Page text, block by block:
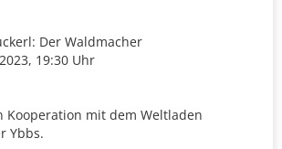
Der Waldmacher
19:30 Uhr
Kooperation mit dem Weltladen
Ybbs.